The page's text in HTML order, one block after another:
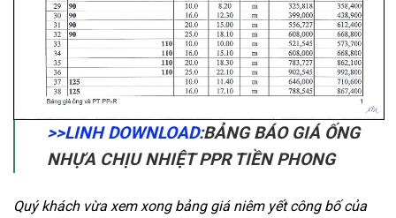
>>LINH DOWNLOAD:BẢNG BÁO GIÁ ỐNG
NHỰA CHỊU NHIỆT PPR TIỀN PHONG
Quý khách vừa xem xong bảng giá niêm yết công bố của